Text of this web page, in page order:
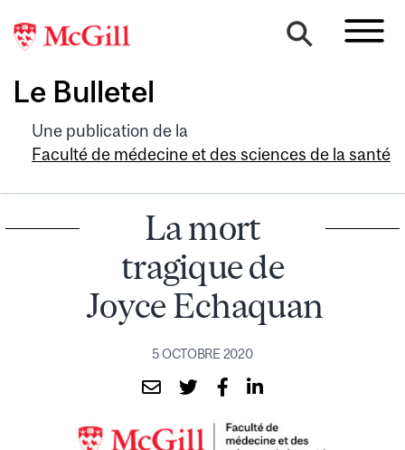
Le Bulletel
Une publication de la
Faculté de médecine et des sciences de la santé
La mort
tragique de
Joyce Echaquan
5 OCTOBRE 2020